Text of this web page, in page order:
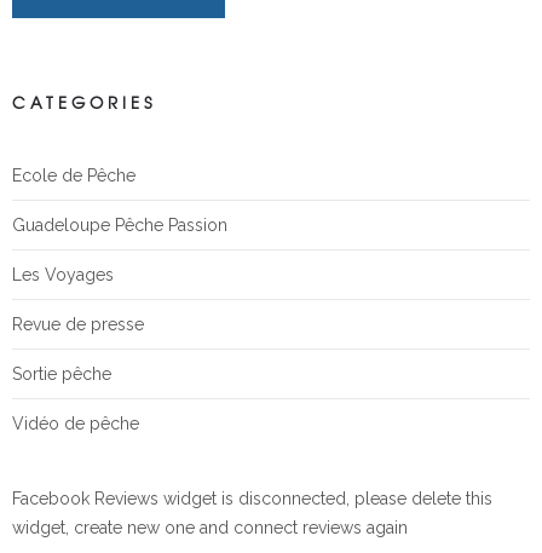
CATEGORIES
Ecole de Pêche
Guadeloupe Pêche Passion
Les Voyages
Revue de presse
Sortie pêche
Vidéo de pêche
Facebook Reviews widget is disconnected, please delete this
widget, create new one and connect reviews again